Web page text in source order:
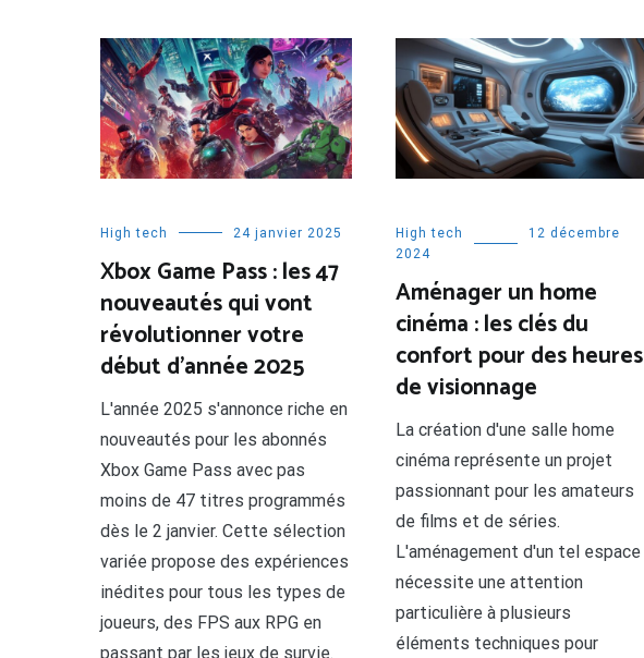
High tech 24 janvier 2025
Xbox Game Pass : les 47
nouveautés qui vont
révolutionner votre
début d’année 2025
L'année 2025 s'annonce riche en
nouveautés pour les abonnés
Xbox Game Pass avec pas
moins de 47 titres programmés
dès le 2 janvier. Cette sélection
variée propose des expériences
inédites pour tous les types de
joueurs, des FPS aux RPG en
passant par les jeux de survie.
High tech
12 décembre
2024
Aménager un home
cinéma : les clés du
confort pour des heures
de visionnage
La création d'une salle home
cinéma représente un projet
passionnant pour les amateurs
de films et de séries.
L'aménagement d'un tel espace
nécessite une attention
particulière à plusieurs
éléments techniques pour